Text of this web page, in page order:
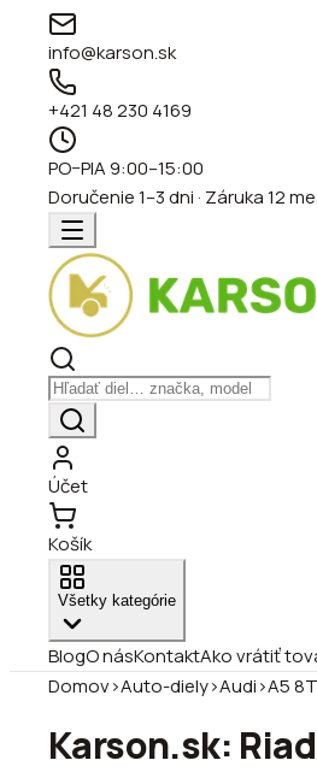
info@karson.sk
+421 48 230 4169
PO–PIA 9:00–15:00
Doručenie 1–3 dni · Záruka 12
Účet
Košík
Všetky kategórie
BlogO násKontaktAko vrátiť
Domov›Auto-diely›Audi›A5
Karson.sk: